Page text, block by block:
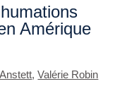
Amérique
,Valérie Robin